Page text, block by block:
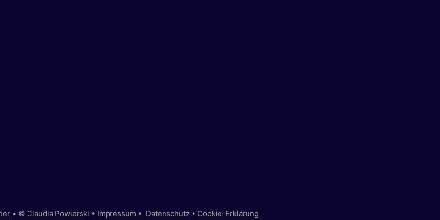
• © Claudia Powierski • Impressum • Datenschutz• Cookie-Erklärung